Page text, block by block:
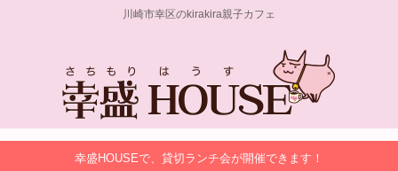
川崎市幸区のkirakira親子カフェ
幸盛HOUSEで、貸切ランチ会が開催できます！